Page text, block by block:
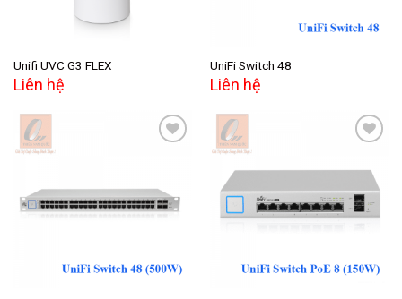
Unifi UVC G3 FLEX
Liên hệ
UniFi Switch 48
Liên hệ
Add to
wishlist
Add to
wishlist